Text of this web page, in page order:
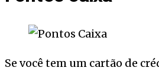
Se você tem um cartão de